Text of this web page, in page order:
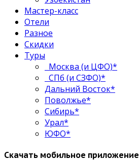
Мастер-класс
Отели
Разное
Скидки
Туры
Москва (и ЦФО)*
СПб (и СЗФО)*
Дальний Восток*
Поволжье*
Сибирь*
Урал*
ЮФО*
Скачать мобильное приложение